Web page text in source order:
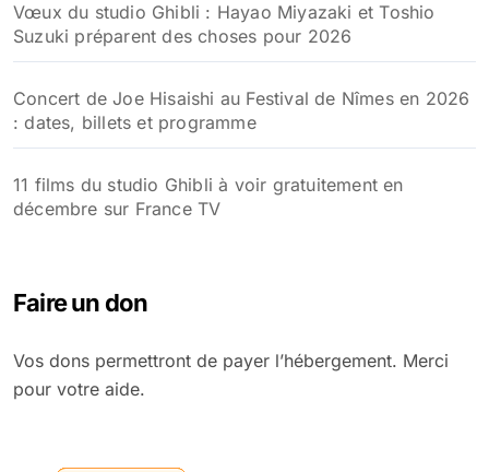
Vœux du studio Ghibli : Hayao Miyazaki et Toshio
Suzuki préparent des choses pour 2026
Concert de Joe Hisaishi au Festival de Nîmes en 2026
: dates, billets et programme
11 films du studio Ghibli à voir gratuitement en
décembre sur France TV
Faire un don
Vos dons permettront de payer l’hébergement. Merci
pour votre aide.